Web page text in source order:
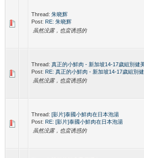
Thread: 朱晓辉
Post: RE: 朱晓辉
虽然没露，也蛮诱惑的
Thread: 真正的小鮮肉 - 新加坡14-17歲組別健
Post: RE: 真正的小鮮肉 - 新加坡14-17歲組別
虽然没露，也蛮诱惑的
Thread: [影片]泰國小鮮肉在日本泡湯
Post: RE: [影片]泰國小鮮肉在日本泡湯
虽然没露，也蛮诱惑的